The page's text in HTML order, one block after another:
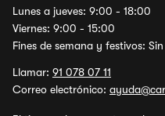
Lunes a jueves: 9:00 - 18:00
Viernes: 9:00 - 15:00
Fines de semana y festivos:
Llamar: 91 078 07 11
Correo electrónico: